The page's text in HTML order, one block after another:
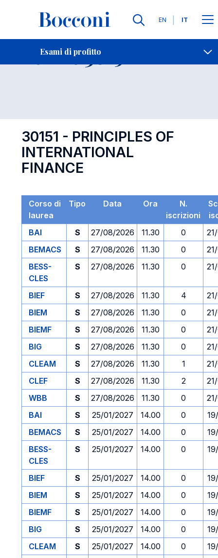
Lingue
EN IT
Esami di profitto
Contatti
Esame 30151 Open
30151 - PRINCIPLES OF
INTERNATIONAL
FINANCE
Corso di
laurea
Tipo Data Ora
N.
iscrizioni
BAI
S 27/08/2026 11.30 0
BEMACS
S 27/08/2026 11.30 0
BESS-
CLES
S 27/08/2026 11.30 0
BIEF S 27/08/2026 11.30 4
BIEM
S 27/08/2026 11.30 0
BIEMF
S 27/08/2026 11.30 0
BIG
S 27/08/2026 11.30 0
CLEAM
S 27/08/2026 11.30 1
CLEF
S 27/08/2026 11.30 2
WBB
S 27/08/2026 11.30 0
BAI
S 25/01/2027 14.00 0
BEMACS
S 25/01/2027 14.00 0
BESS-
CLES
S 25/01/2027 14.00 0
BIEF S 25/01/2027 14.00 0
BIEM
S 25/01/2027 14.00 0
BIEMF
S 25/01/2027 14.00 0
BIG
S 25/01/2027 14.00 0
CLEAM
S 25/01/2027 14.00 0